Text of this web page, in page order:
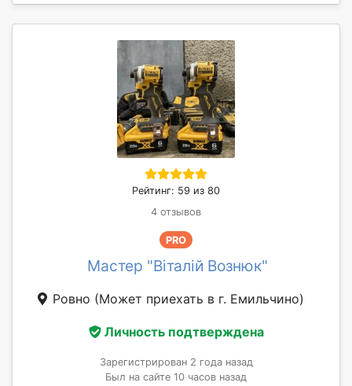
Рейтинг: 59 из 80
4 отзывов
PRO
Мастер "Віталій Вознюк"
Ровно (Может приехать в г. Емильчино)
Личность подтверждена
Зарегистрирован 2 года назад
Был на сайте 10 часов назад